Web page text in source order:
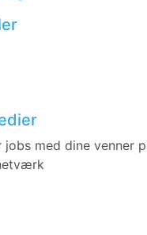
jobs med dine venner